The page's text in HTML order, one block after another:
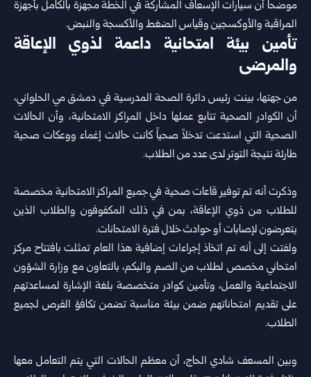
موضحاً أن سيارات الإسعاف المشاركة في الخطة مجهزة بالكامل بأجهزة
المراقبة والأوكسجين وقياس الضغط والأكسجة والنبض.
تأمين بيئة امتحانية داعمة لذوي الإعاقة
والمرضى
من جهتها، بينت رئيس دائرة الصحة المدرسية في دمشق مي الحلواني،
أن الكوادر الصحية تتابع عملها داخل المراكز الامتحانية، وأن الحالات
الصحية التي استدعت تدخلاً صحياً كانت حالات إغماء ووعكات صحية
طارئة نتيجة التوتر لدى عدد من الطلاب.
وذكرت أنه تم توفير قاعات صحية في جميع المراكز الامتحانية مخصصة
للطلاب من ذوي الإعاقة، بمن في ذلك المكفوفون والطلاب الذين
يتعرضون لإصابات أو حوادث خلال فترة الامتحانات.
ولفتت إلى أنه تم اتخاذ إجراءات إضافية هذا العام تمثلت بافتتاح مركز
امتحاني مخصص لطلاب من الصم والبكم، بالتعاون مع وزارة الشؤون
الاجتماعية والعمل، وتأمين كوادر متخصصة بلغة الإشارة لمساعدتهم
على تقديم امتحاناتهم ضمن بيئة مناسبة تضمن تكافؤ الفرص لجميع
الطلاب.
وبين المسعف شادي الحاج، أن معظم الحالات التي يتم التعامل معها